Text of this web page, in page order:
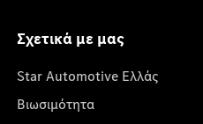
Σχετικά με μας
Star Automotive Ελλάς
Βιωσιμότητα